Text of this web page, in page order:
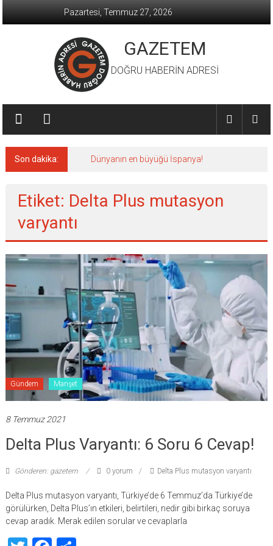
Pazartesi, Temmuz 27, 2026
GAZETEM
DOĞRU HABERİN ADRESİ
Son dakika: Dünyanın en büyüğü İspanya!
Etiket: Delta Plus mutasyon
varyantı
Gündem Manşet
8 Temmuz 2021
Delta Plus Varyantı: 6 Soru 6 Cevap!
Gönderen: gazetem 0 yorum Delta Plus mutasyon varyantı
Delta Plus mutasyon varyantı, Türkiye’de 6 Temmuz’da Türkiye’de
görülürken, Delta Plus’ın etkileri, belirtileri, nedir gibi birkaç soruya
cevap aradık. Merak edilen sorular ve cevaplarla